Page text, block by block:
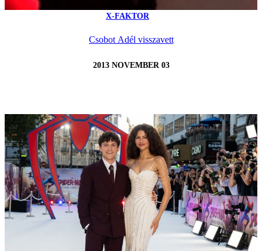
X-FAKTOR
Csobot Adél visszavett
2013 NOVEMBER 03